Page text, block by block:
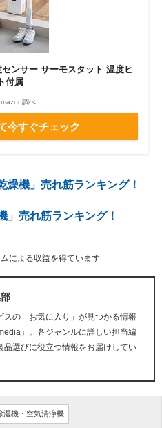
ンサー サーモスタット 温度ヒ
付属
調べ
今すぐチェック
機」売れ筋ランキング！
」売れ筋ランキング！
による収益を得ています
スの「お気に入り」が見つかる情報
」。各ジャンルに詳しい担当編
品選びに役立つ情報をお届けしてい
湿機・空気清浄機